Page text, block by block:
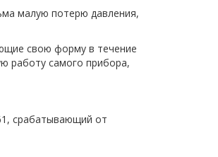
малую потерю давления,
свою форму в течение
работу самого прибора,
срабатывающий от